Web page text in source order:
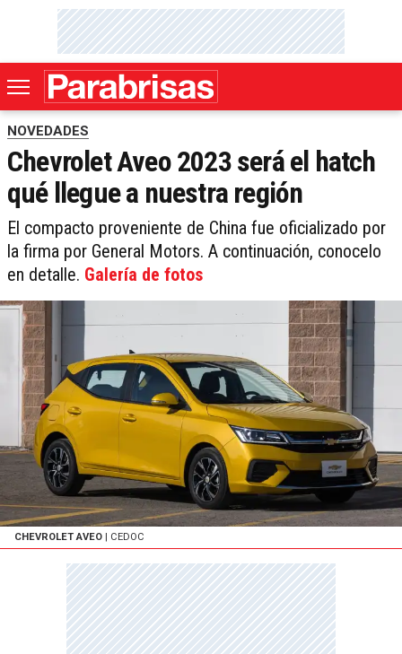
NOVEDADES
Chevrolet Aveo 2023 será el hatch
qué llegue a nuestra región
El compacto proveniente de China fue oficializado por
la firma por General Motors. A continuación, conocelo
en detalle. Galería de fotos
CHEVROLET AVEO | CEDOC